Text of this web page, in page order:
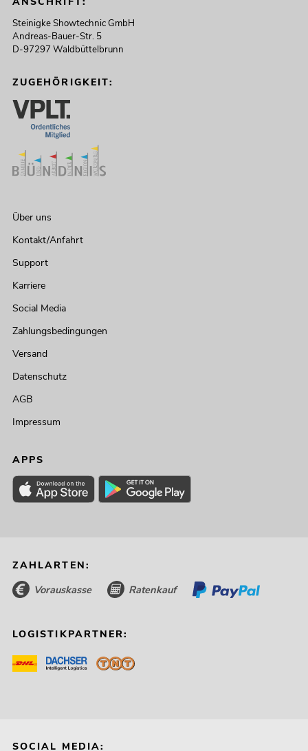
Steinigke Showtechnic GmbH
Andreas-Bauer-Str. 5
D-97297 Waldbüttelbrunn
ZUGEHÖRIGKEIT:
Über uns
Kontakt/Anfahrt
Support
Karriere
Social Media
Zahlungsbedingungen
Versand
Datenschutz
AGB
Impressum
APPS
ZAHLARTEN:
Vorauskasse Ratenkauf
LOGISTIKPARTNER:
SOCIAL MEDIA: